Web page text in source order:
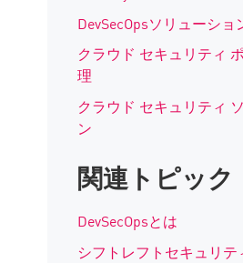
DevSecOpsソリューショ
クラウド セキュリティ
理
クラウド セキュリティ
ン
関連トピック
DevSecOpsとは
シフトレフトセキュリテ